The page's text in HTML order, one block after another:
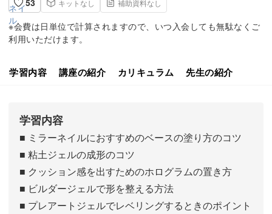
53
キットなし 補助資料なし
※会費は日単位で計算されますので、いつ入会しても無駄なくご
利用いただけます。
学習内容 講座の紹介 カリキュラム 先生の紹介
学習内容
■ ミラーネイルにおすすめのベースの塗り方のコツ
■ 粘土ジェルの成形のコツ
■ クッション感を出すためのホログラムの置き方
■ ビルダージェルで形を整える方法
■ プレアートジェルでレベリングするときのポイント